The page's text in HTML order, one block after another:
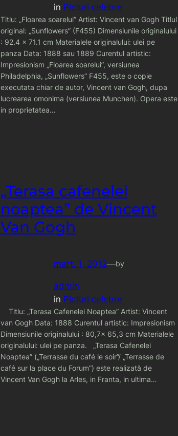
in Picturi celebre
Titlu: „Floarea soarelui” Artist: Vincent van Gogh Titlul
original: „Sunflowers” (F455) Dimensiunile originalului
: 92.4 x 71.1 cm Materialele originalului: ulei pe
panza Data: 1888 sau 1889 Curentul artistic:
Impresionism „Floarea soarelui”, versiunea
Philadelphia, „Sunflowers” F455, este o copie
executata chiar de autor, Vincent van Gogh, dupa
lucrearea omonima (versiunea Munchen). Opera este
in proprietatea…
„Terasa cafenelei
noaptea” de Vincent
Van Gogh
mart. 1, 2012—by
admin
in Picturi celebre
Titlu: „Terasa Cafenelei Noaptea” Artist: Vincent
van Gogh Data: 1888 Curentul artistic: Impresionism
Dimensiunile originalului : 80,7× 65,3 cm Materialele
originalului: ulei pe panza. „Terasa Cafenelei
Noaptea” („Terrasse du café le soir”/ „Terrasse de
café sur la place du Forum”) este realizată de
Vincent Van Gogh la Arles, in Franta, in ultima…